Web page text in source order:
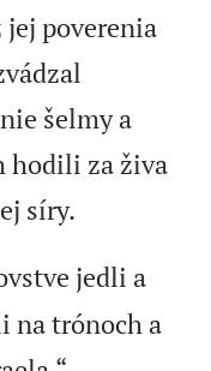
poverenia
šelmy a
hodili za živa
síry.
jedli a
na trónoch a